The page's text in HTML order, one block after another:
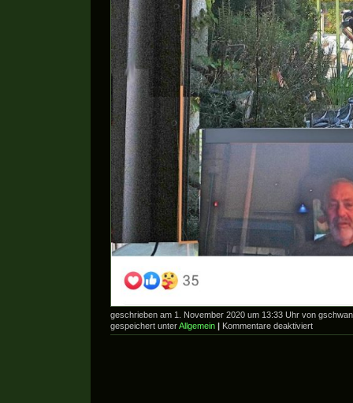
geschrieben am 1. November 2020 um 13:33 Uhr von
gespeichert unterAllgemein | Kommentare deaktiviertfür
Ausblick